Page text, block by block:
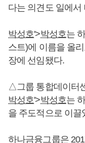
다는 의견도 일에서
박성호'>박성호는
스트)에 이름을 올
장에 선임됐다.
△그룹 통합데이터
박성호'>박성호는
을 주도적으로 이끌
하나금융그룹은